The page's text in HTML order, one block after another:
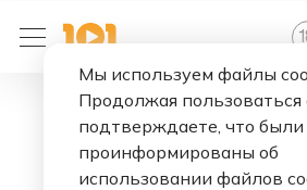
Мы используем файлы
Продолжая пользоваться
подтверждаете, что были
проинформированы об
использовании файлов